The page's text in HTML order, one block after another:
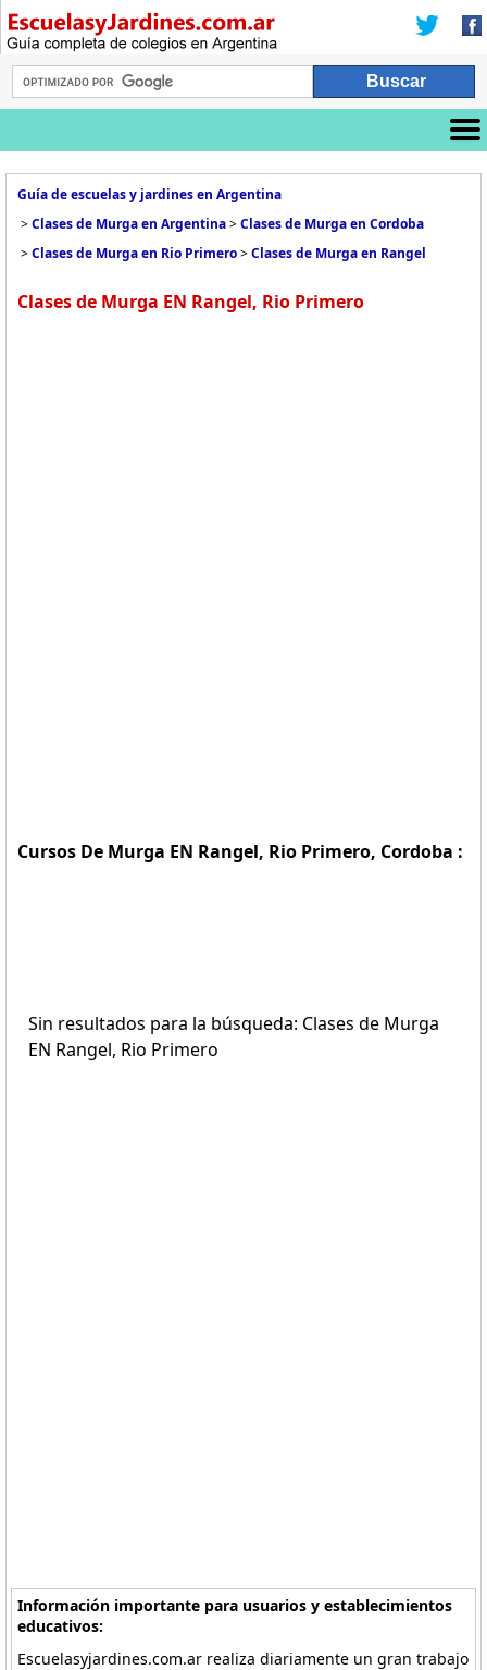
Guía de escuelas y jardines en Argentina
>Clases de Murga en Argentina>Clases de Murga en Cordoba
>Clases de Murga en Rio Primero>Clases de Murga en Rangel
Clases de Murga EN Rangel, Rio Primero
Cursos De Murga EN Rangel, Rio Primero, Cordoba :
Sin resultados para la búsqueda: Clases de Murga
EN Rangel, Rio Primero
Información importante para usuarios y establecimientos
educativos:
Escuelasyjardines.com.ar realiza diariamente un gran trabajo